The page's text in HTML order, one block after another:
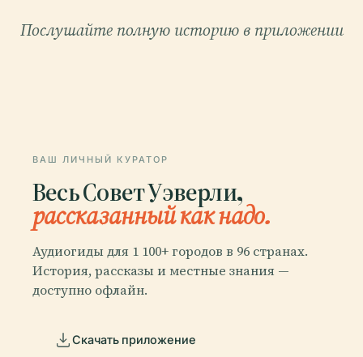
Послушайте полную историю в приложении
ВАШ ЛИЧНЫЙ КУРАТОР
Весь Совет Уэверли,
рассказанный как надо.
Аудиогиды для 1 100+ городов в 96 странах.
История, рассказы и местные знания —
доступно офлайн.
Скачать приложение